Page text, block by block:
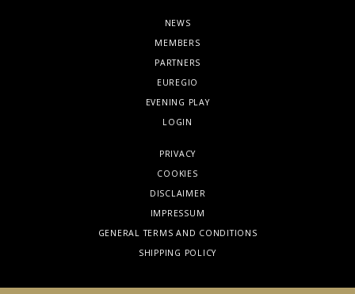
NEWS
MEMBERS
PARTNERS
EUREGIO
EVENING PLAY
LOGIN
PRIVACY
COOKIES
DISCLAIMER
IMPRESSUM
GENERAL TERMS AND CONDITIONS
SHIPPING POLICY